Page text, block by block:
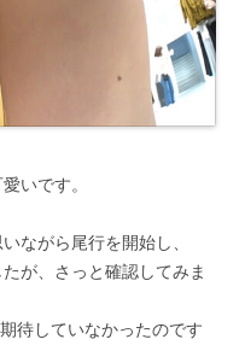
いです。
ながら尾行を開始し、
が、さっと確認してみま
待していなかったのです